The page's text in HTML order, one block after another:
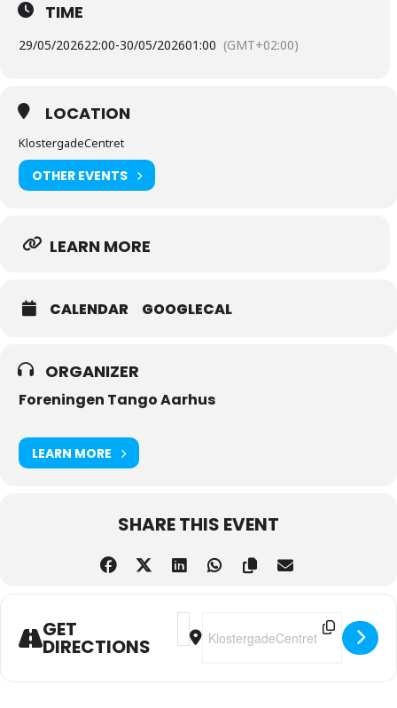
TIME
29/05/202622:00-30/05/202601:00 (GMT+02:00)
LOCATION
KlostergadeCentret
OTHER EVENTS
LEARN MORE
CALENDAR GOOGLECAL
ORGANIZER
Foreningen Tango Aarhus
LEARN MORE
SHARE THIS EVENT
GET
DIRECTIONS
Address - OBS! MilongAros - AFLYST
Destination Address - OBS!